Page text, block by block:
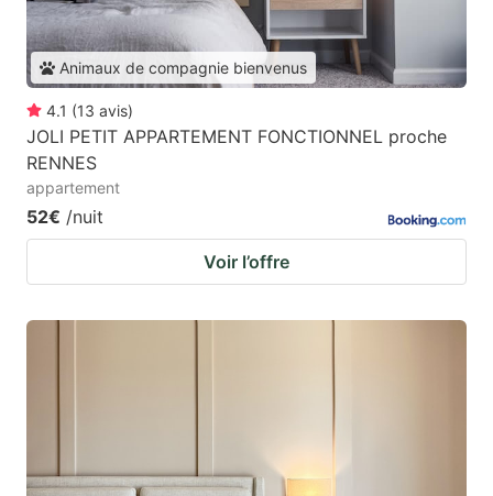
Animaux de compagnie bienvenus
4.1 (13 avis)
JOLI PETIT APPARTEMENT FONCTIONNEL proche
RENNES
appartement
52€ /nuit
Voir l’offre